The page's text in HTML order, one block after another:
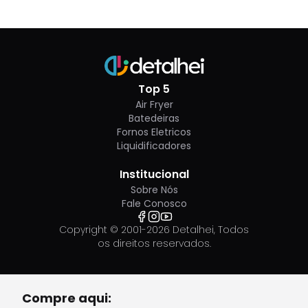
Compre aqui:
Top 5
Air Fryer
Batedeiras
Fornos Eletricos
Liquidificadores
Institucional
Sobre Nós
Fale Conosco
Copyright © 2001-2026 Detalhei, Todos
os direitos reservados.